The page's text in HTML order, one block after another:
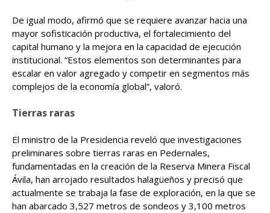
De igual modo, afirmó que se requiere avanzar hacia una
mayor sofisticación productiva, el fortalecimiento del
capital humano y la mejora en la capacidad de ejecución
institucional. “Estos elementos son determinantes para
escalar en valor agregado y competir en segmentos más
complejos de la economía global”, valoró.
Tierras raras
El ministro de la Presidencia reveló que investigaciones
preliminares sobre tierras raras en Pedernales,
fundamentadas en la creación de la Reserva Minera Fiscal
Ávila, han arrojado resultados halagüeños y precisó que
actualmente se trabaja la fase de exploración, en la que se
han abarcado 3,527 metros de sondeos y 3,100 metros